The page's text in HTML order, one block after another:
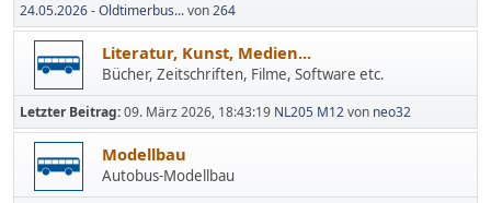
24.05.2026 - Oldtimerbus...von264
Literatur, Kunst, Medien...
Bücher, Zeitschriften, Filme, Software etc.
Letzter Beitrag:09. März 2026, 18:43:19 NL205 M12von neo32
Modellbau
Autobus-Modellbau